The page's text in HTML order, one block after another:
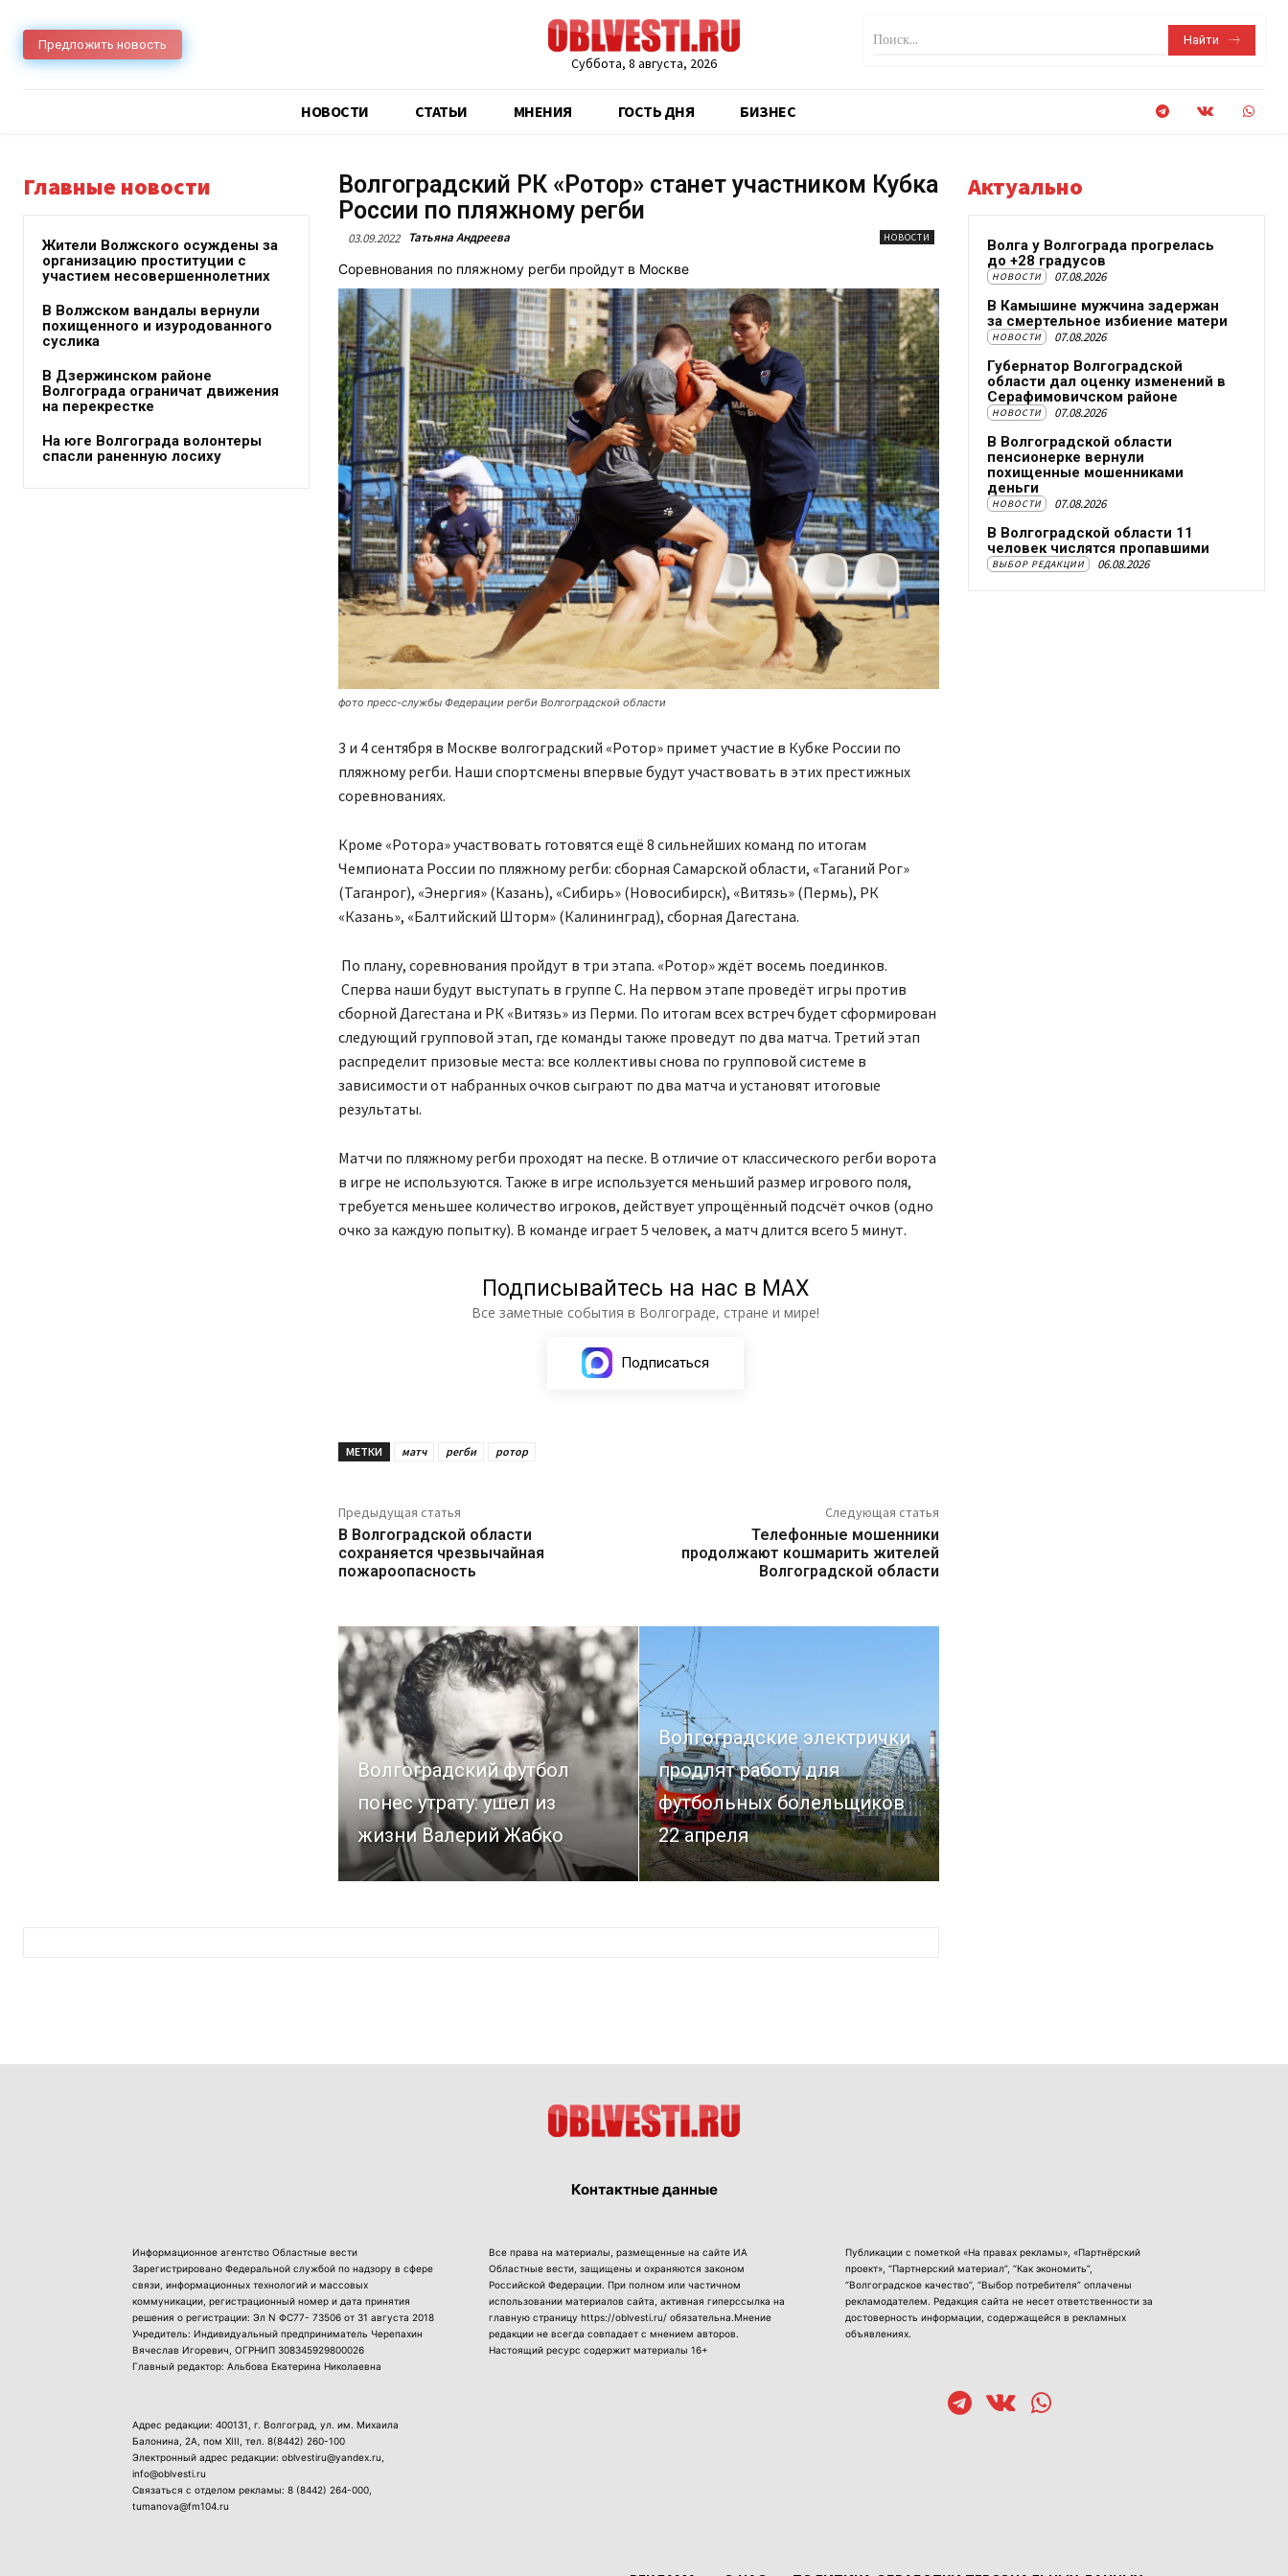
Предложить новость
Суббота, 8 августа, 2026
Поиск... Найти
НОВОСТИ CТАТЬИ МНЕНИЯ ГОСТЬ ДНЯ БИЗНЕС
Главные новости
Жители Волжского осуждены за
организацию проституции с
участием несовершеннолетних
В Волжском вандалы вернули
похищенного и изуродованного
суслика
В Дзержинском районе
Волгограда ограничат движения
на перекрестке
На юге Волгограда волонтеры
спасли раненную лосиху
Волгоградский РК «Ротор» станет участником Кубка
России по пляжному регби
03.09.2022 Татьяна Андреева НОВОСТИ
Соревнования по пляжному регби пройдут в Москве
фото пресс-службы Федерации регби Волгоградской области
3 и 4 сентября в Москве волгоградский «Ротор» примет участие в Кубке России по
пляжному регби. Наши спортсмены впервые будут участвовать в этих престижных
соревнованиях.
Кроме «Ротора» участвовать готовятся ещё 8 сильнейших команд по итогам
Чемпионата России по пляжному регби: сборная Самарской области, «Таганий Рог»
(Таганрог), «Энергия» (Казань), «Сибирь» (Новосибирск), «Витязь» (Пермь), РК
«Казань», «Балтийский Шторм» (Калининград), сборная Дагестана.
По плану, соревнования пройдут в три этапа. «Ротор» ждёт восемь поединков.
Сперва наши будут выступать в группе С. На первом этапе проведёт игры против
сборной Дагестана и РК «Витязь» из Перми. По итогам всех встреч будет сформирован
следующий групповой этап, где команды также проведут по два матча. Третий этап
распределит призовые места: все коллективы снова по групповой системе в
зависимости от набранных очков сыграют по два матча и установят итоговые
результаты.
Матчи по пляжному регби проходят на песке. В отличие от классического регби ворота
в игре не используются. Также в игре используется меньший размер игрового поля,
требуется меньшее количество игроков, действует упрощённый подсчёт очков (одно
очко за каждую попытку). В команде играет 5 человек, а матч длится всего 5 минут.
Подписывайтесь на нас в МАХ
Все заметные события в Волгограде, стране и мире!
Подписаться
МЕТКИ матч регби ротор
Предыдущая статья
В Волгоградской области
сохраняется чрезвычайная
пожароопасность
Следующая статья
Телефонные мошенники
продолжают кошмарить жителей
Волгоградской области
Волгоградский футбол
понес утрату: ушел из
жизни Валерий Жабко
Волгоградские электрички
продлят работу для
футбольных болельщиков
22 апреля
Актуально
Волга у Волгограда прогрелась
до +28 градусов
НОВОСТИ 07.08.2026
В Камышине мужчина задержан
за смертельное избиение матери
НОВОСТИ 07.08.2026
Губернатор Волгоградской
области дал оценку изменений в
Серафимовичском районе
НОВОСТИ 07.08.2026
В Волгоградской области
пенсионерке вернули
похищенные мошенниками
деньги
НОВОСТИ 07.08.2026
В Волгоградской области 11
человек числятся пропавшими
ВЫБОР РЕДАКЦИИ 06.08.2026
Контактные данные
Информационное агентство Областные вести
Зарегистрировано Федеральной службой по надзору в сфере
связи, информационных технологий и массовых
коммуникации, регистрационный номер и дата принятия
решения о регистрации: Эл N ФС77- 73506 от 31 августа 2018
Учредитель: Индивидуальный предприниматель Черепахин
Вячеслав Игоревич, ОГРНИП 308345929800026
Главный редактор: Альбова Екатерина Николаевна
Адрес редакции: 400131, г. Волгоград, ул. им. Михаила
Балонина, 2А, пом XIII, тел. 8(8442) 260-100
Электронный адрес редакции: oblvestiru@yandex.ru,
info@oblvesti.ru
Связаться с отделом рекламы: 8 (8442) 264-000
tumanova@fm104.ru
Все права на материалы, размещенные на сайте ИА
Областные вести, защищены и охраняются законом
Российской Федерации. При полном или частичном
использовании материалов сайта, активная гиперссылка на
главную страницу https://oblvesti.ru/ обязательна.Мнение
редакции не всегда совпадает с мнением авторов.
Настоящий ресурс содержит материалы 16+
Публикации с пометкой «На правах рекламы», «Партнёрский
проект», “Партнерский материал”, “Как экономить”,
“Волгоградское качество”, “Выбор потребителя” оплачены
рекламодателем. Редакция сайта не несет ответственности за
достоверность информации, содержащейся в рекламных
объявлениях.